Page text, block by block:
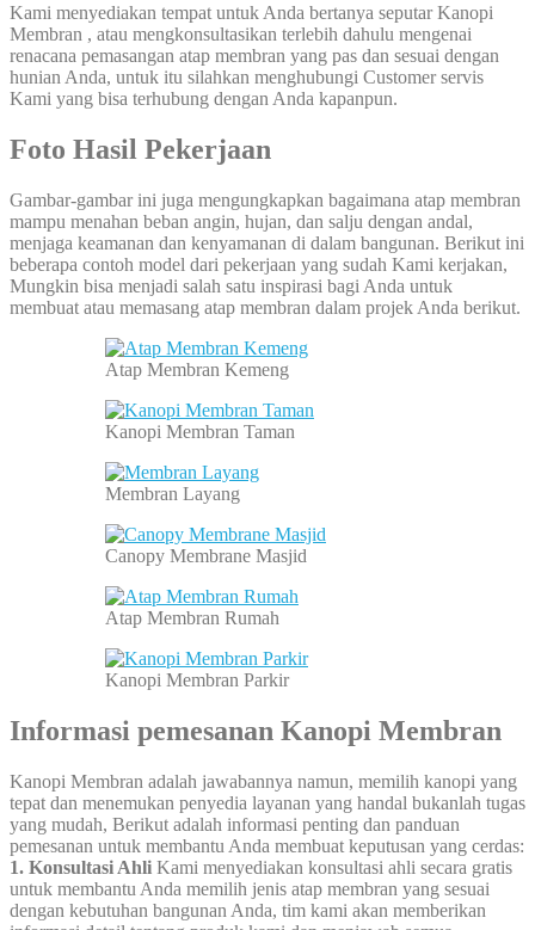
Kami menyediakan tempat untuk Anda bertanya seputar Kanopi
Membran , atau mengkonsultasikan terlebih dahulu mengenai
renacana pemasangan atap membran yang pas dan sesuai dengan
hunian Anda, untuk itu silahkan menghubungi Customer servis
Kami yang bisa terhubung dengan Anda kapanpun.
Foto Hasil Pekerjaan
Gambar-gambar ini juga mengungkapkan bagaimana atap membran
mampu menahan beban angin, hujan, dan salju dengan andal,
menjaga keamanan dan kenyamanan di dalam bangunan. Berikut ini
beberapa contoh model dari pekerjaan yang sudah Kami kerjakan,
Mungkin bisa menjadi salah satu inspirasi bagi Anda untuk
membuat atau memasang atap membran dalam projek Anda berikut.
Atap Membran Kemeng
Kanopi Membran Taman
Membran Layang
Canopy Membrane Masjid
Atap Membran Rumah
Kanopi Membran Parkir
Informasi pemesanan Kanopi Membran
Kanopi Membran adalah jawabannya namun, memilih kanopi yang
tepat dan menemukan penyedia layanan yang handal bukanlah tugas
yang mudah, Berikut adalah informasi penting dan panduan
pemesanan untuk membantu Anda membuat keputusan yang cerdas:
1. Konsultasi Ahli Kami menyediakan konsultasi ahli secara gratis
untuk membantu Anda memilih jenis atap membran yang sesuai
dengan kebutuhan bangunan Anda, tim kami akan memberikan